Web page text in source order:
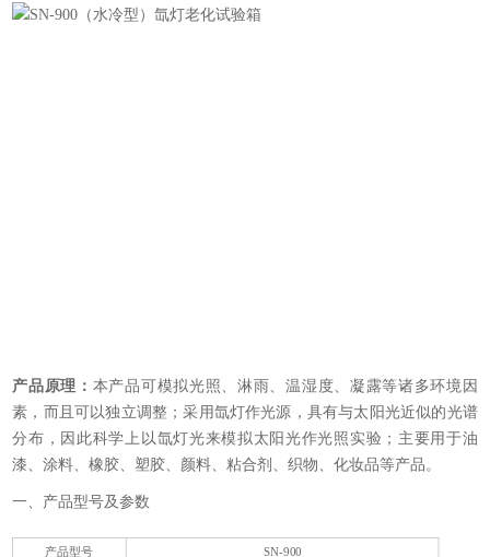
产品原理： 本产品可模拟光照、淋雨、温湿度、凝露等诸多环境因
素，而且可以独立调整；采用氙灯作光源，具有与太阳光近似的光谱
分布，因此科学上以氙灯光来模拟太阳光作光照实验；主要用于油
漆、涂料、橡胶、塑胶、颜料、粘合剂、织物、化妆品等产品。
一、产品型号及参数
产品型号 SN-900